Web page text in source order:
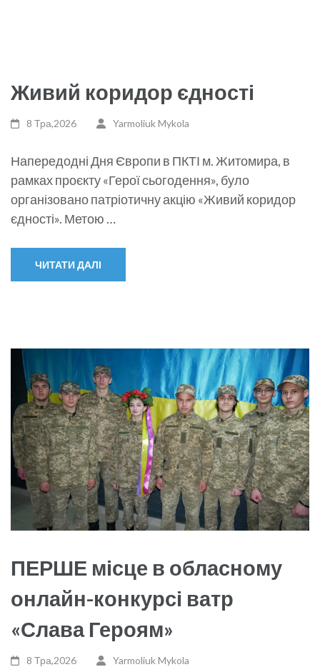
Живий коридор єдності
8 Тра,2026 Yarmoliuk Mykola
Напередодні Дня Європи в ПКТІ м. Житомира, в
рамках проєкту «Герої сьогодення», було
організовано патріотичну акцію «Живий коридор
єдності». Метою …
ЧИТАТИ ДАЛІ
ПЕРШЕ місце в обласному
онлайн-конкурсі ватр
«Слава Героям»
8 Тра,2026 Yarmoliuk Mykola